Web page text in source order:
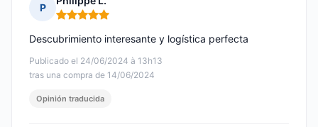
P
Nota: 5 de 5
Publicado el 24/06/2024 à 13h13
tras una compra de 14/06/2024
Descubrimiento interesante y logística perfecta
Opinión traducida